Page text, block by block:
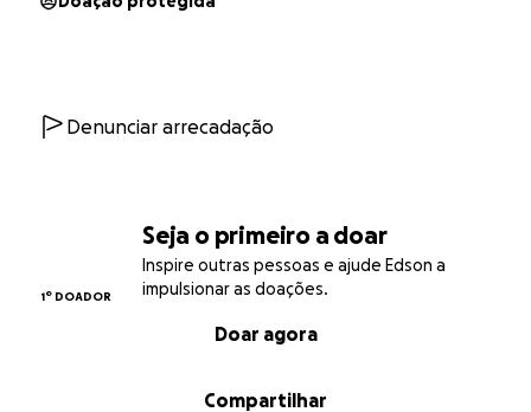
Seja o primeiro a doar
Inspire outras pessoas e ajude Edson a
impulsionar as doações.
1º DOADOR
Compartilhar
Doar agora
Denunciar arrecadação